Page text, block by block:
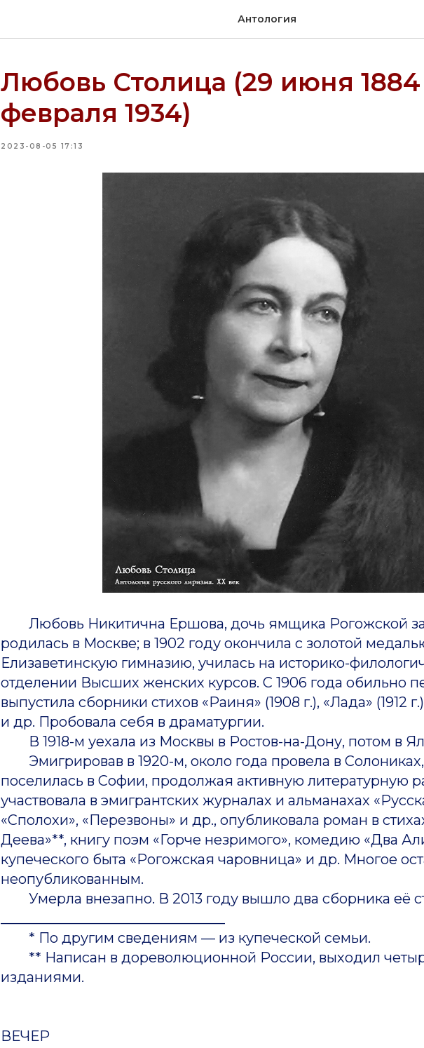
Антология
Любовь Столица (29 июня
февраля 1934)
2023-08-05 17:13
Любовь Никитична Ершова, дочь ямщика Рогожской
родилась в Москве; в 1902 году окончила с золотой
Елизаветинскую гимназию, училась на историко-
отделении Высших женских курсов. С 1906 года обильно
выпустила сборники стихов «Раиня» (1908 г.), «Лада» (1912
и др. Пробовала себя в драматургии.
В 1918-м уехала из Москвы в Ростов-на-Дону, потом в
Эмигрировав в 1920-м, около года провела в
поселилась в Софии, продолжая активную литературную
участвовала в эмигрантских журналах и альманахах
«Сполохи», «Перезвоны» и др., опубликовала роман в
Деева»**, книгу поэм «Горче незримого», комедию «Два
купеческого быта «Рогожская чаровница» и др. Многое
неопубликованным.
Умерла внезапно. В 2013 году вышло два сборника её
* По другим сведениям — из купеческой семьи.
** Написан в дореволюционной России, выходил
изданиями.
ВЕЧЕР